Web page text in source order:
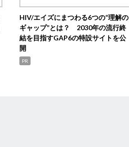
HIV/エイズにまつわる6つの“理解の
ギャップ”とは？ 2030年の流行終
結を目指すGAP6の特設サイトを公
開
PR